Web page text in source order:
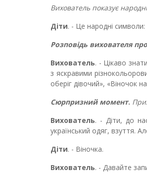
Вихователь показує
Діти. - Це народні
Розповідь вихователя
Вихователь. - Цікаво
з яскравими
оберіг дівочий», «Віночок
Сюрпризний момент.
Вихователь. - Діти, до
український одяг, взуття.
Діти. - Віночка.
Вихователь. - Давайте